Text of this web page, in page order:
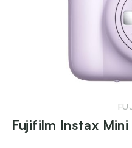
Fujifilm Instax